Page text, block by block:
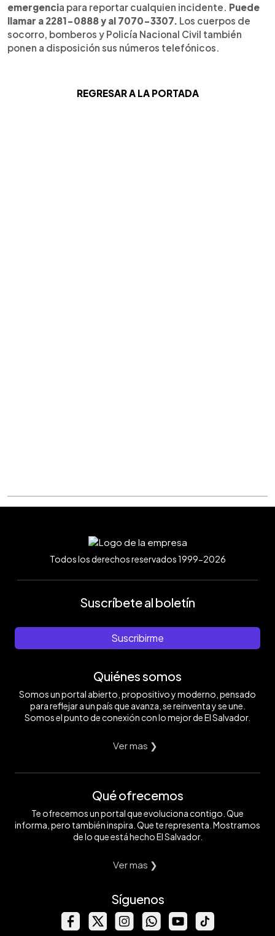
emergencia para reportar cualquien incidente. Puede
llamar a 2281-0888 y al 7070-3307. Los cuerpos de
socorro, bomberos y Policía Nacional Civil también
ponen a disposición sus números telefónicos.
REGRESAR A LA PORTADA
Todos los derechos reservados 1999-2026
Suscríbete al boletín
Suscribirme
Quiénes somos
Somos un portal abierto, propositivo y moderno, pensado
para reflejar a un país que avanza, se reinventa y se une.
Somos el punto de conexión con lo mejor de El Salvador.
Ver mas ❯
Qué ofrecemos
Te ofrecemos un portal que evoluciona contigo. Que
informa, pero también inspira. Que te representa. Mostramos
de lo que está hecho El Salvador.
Ver mas ❯
Síguenos